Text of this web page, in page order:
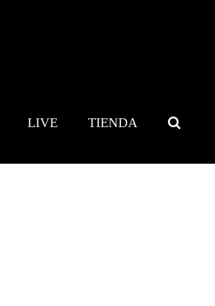
LIVE TIENDA